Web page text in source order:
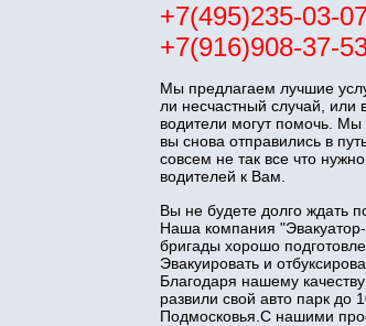
+7(495)235-03-
+7(916)908-37-
Мы предлагаем лучшие
ли несчастный случай,
водители могут помочь.
вы снова отправились в
совсем не так все что
водителей к Вам.
Вы не будете долго ждать
Наша компания
бригады хорошо
Эвакуировать и
Благодаря нашему
развили свой авто парк
Подмосковья.С нашими